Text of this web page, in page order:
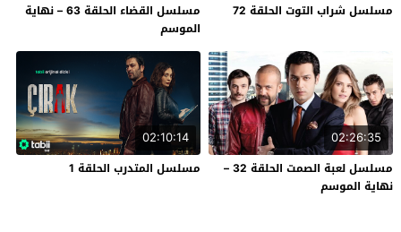
مسلسل شراب التوت الحلقة 72
مسلسل القضاء الحلقة 63 – نهاية
الموسم
02:26:35
مسلسل لعبة الصمت الحلقة 32 –
نهاية الموسم
02:10:14
مسلسل المتدرب الحلقة 1